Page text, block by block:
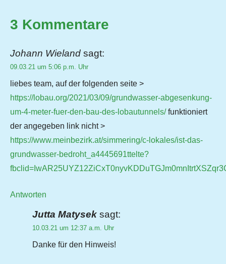
3 Kommentare
Johann Wieland sagt:
09.03.21 um 5:06 p.m. Uhr
liebes team, auf der folgenden seite >
https://lobau.org/2021/03/09/grundwasser-abgesenkung-
um-4-meter-fuer-den-bau-des-lobautunnels/funktioniert
der angegeben link nicht >
https://www.meinbezirk.at/simmering/c-lokales/ist-das-
grundwasser-bedroht_a4445691ttelte?
Antworten
Jutta Matysek sagt:
10.03.21 um 12:37 a.m. Uhr
Danke für den Hinweis!